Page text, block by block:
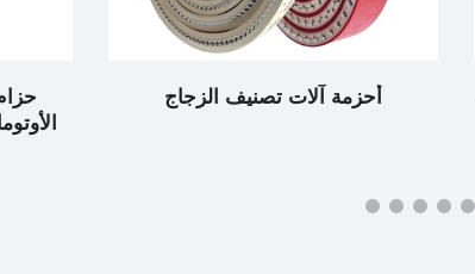
حزام توقيت آلة الغراء الزجاجية